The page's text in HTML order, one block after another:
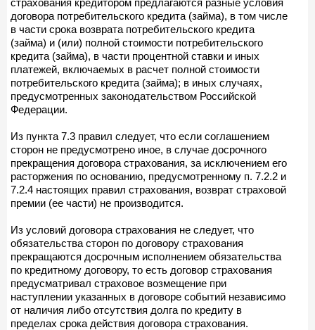
договора потребительского кредита (займа), в том числе
в части срока возврата потребительского кредита
(займа) и (или) полной стоимости потребительского
кредита (займа), в части процентной ставки и иных
платежей, включаемых в расчет полной стоимости
потребительского кредита (займа); в иных случаях,
предусмотренных законодательством Российской
Федерации.
Из пункта 7.3 правил следует, что если соглашением
сторон не предусмотрено иное, в случае досрочного
прекращения договора страхования, за исключением его
расторжения по основанию, предусмотренному п. 7.2.2 и
7.2.4 настоящих правил страхования, возврат страховой
премии (ее части) не производится.
Из условий договора страхования не следует, что
обязательства сторон по договору страхования
прекращаются досрочным исполнением обязательства
по кредитному договору, то есть договор страхования
предусматривал страховое возмещение при
наступлении указанных в договоре событий независимо
от наличия либо отсутствия долга по кредиту в
пределах срока действия договора страхования.